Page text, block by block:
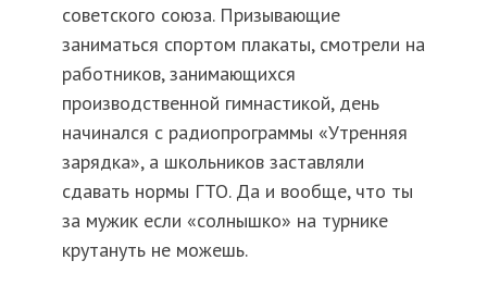
советского союза. Призывающие
заниматься спортом плакаты, смотрели на
работников, занимающихся
производственной гимнастикой, день
начинался с радиопрограммы «Утренняя
зарядка», а школьников заставляли
сдавать нормы ГТО. Да и вообще, что ты
за мужик если «солнышко» на турнике
крутануть не можешь.